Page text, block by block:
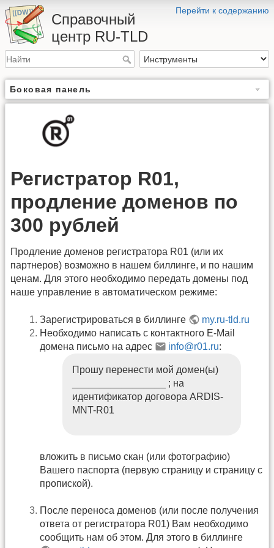
Перейти к содержанию
Справочный
центр RU-TLD
Боковая панель
Регистратор R01,
продление доменов по
300 рублей
Продление доменов регистратора R01 (или их
партнеров) возможно в нашем биллинге, и по нашим
ценам. Для этого необходимо передать домены под
наше управление в автоматическом режиме:
Зарегистрироваться в биллинге
my.ru-tld.ru
Необходимо написать с контактного E-Mail
домена письмо на адрес
info@r01.ru:
Прошу перенести мой домен(ы)
_________________ ; на
идентификатор договора ARDIS-
MNT-R01
вложить в письмо скан (или фотографию)
Вашего паспорта (первую страницу и страницу с
пропиской).
После переноса доменов (или после получения
ответа от регистратора R01) Вам необходимо
сообщить нам об этом. Для этого в биллинге